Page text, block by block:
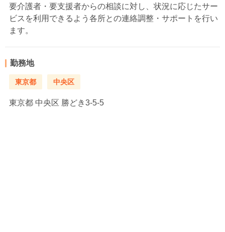
要介護者・要支援者からの相談に対し、状況に応じたサー
ビスを利用できるよう各所との連絡調整・サポートを行い
ます。
勤務地
東京都 中央区
東京都 中央区 勝どき3-5-5